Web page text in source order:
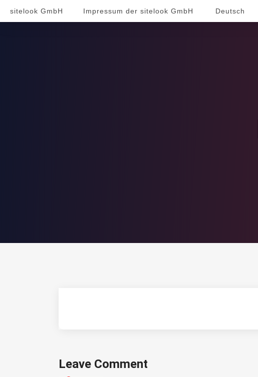
sitelook GmbH Impressum der sitelook GmbH Deutsch
Leave Comment